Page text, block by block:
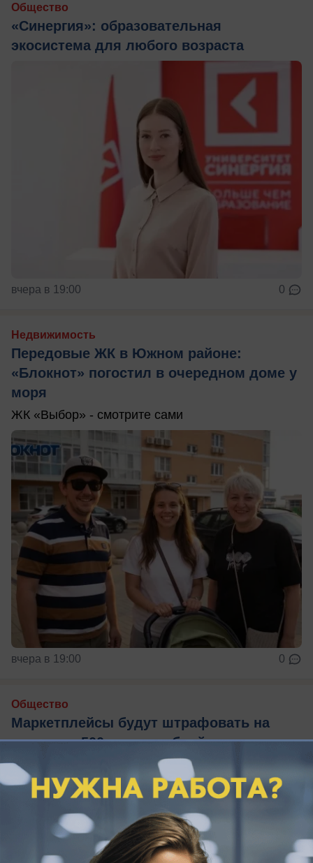
Общество
«Синергия»: образовательная
экосистема для любого возраста
вчера в 19:00 0
Недвижимость
Передовые ЖК в Южном районе:
«Блокнот» погостил в очередном доме у
моря
ЖК «Выбор» - смотрите сами
вчера в 19:00 0
Общество
Маркетплейсы будут штрафовать на
сумму до 500 тысяч рублей